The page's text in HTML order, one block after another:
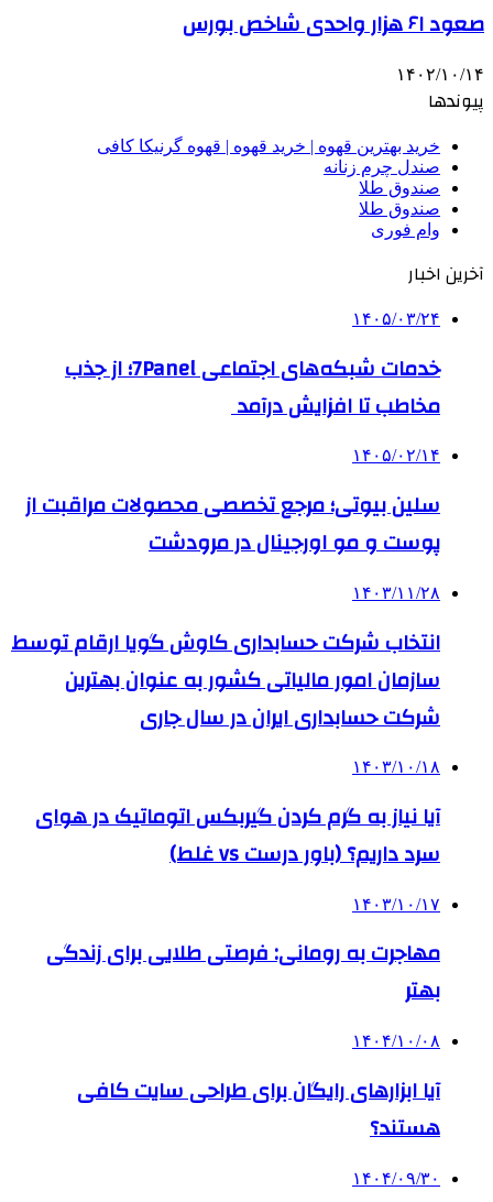
صعود ۶۱ هزار واحدی شاخص بورس
۱۴۰۲/۱۰/۱۴
پیوندها
خرید بهترین قهوه | خرید قهوه | قهوه گرنیکا کافی
صندل چرم زنانه
صندوق طلا
صندوق طلا
وام فوری
آخرین اخبار
۱۴۰۵/۰۳/۲۴
خدمات شبکه‌های اجتماعی 7Panel؛ از جذب
مخاطب تا افزایش درآمد
۱۴۰۵/۰۲/۱۴
سلین بیوتی؛ مرجع تخصصی محصولات مراقبت از
پوست و مو اورجینال در مرودشت
۱۴۰۳/۱۱/۲۸
انتخاب شرکت حسابداری کاوش گویا ارقام توسط
سازمان امور مالیاتی کشور به عنوان بهترین
شرکت حسابداری ایران در سال جاری
۱۴۰۳/۱۰/۱۸
آیا نیاز به گرم کردن گیربکس اتوماتیک در هوای
سرد داریم؟ (باور درست vs غلط)
۱۴۰۳/۱۰/۱۷
مهاجرت به رومانی: فرصتی طلایی برای زندگی
بهتر
۱۴۰۴/۱۰/۰۸
آیا ابزارهای رایگان برای طراحی سایت کافی
هستند؟
۱۴۰۴/۰۹/۳۰